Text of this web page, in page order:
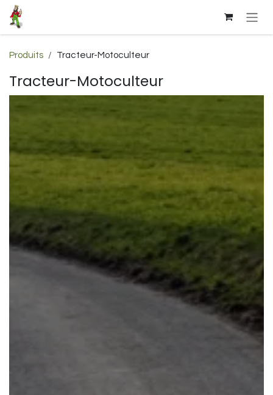
Se rendre au contenu
Produits Tracteur-Motoculteur
Tracteur-Motoculteur